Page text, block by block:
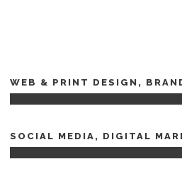
WEB & PRINT DESIGN,
SOCIAL MEDIA, DIGITAL